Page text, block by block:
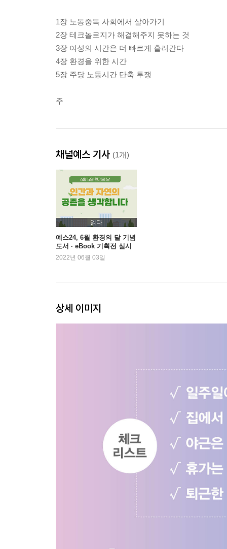
1장 노동중독 사회에서 살아가기
2장 테크놀로지가 해결해주지 못하는 것
3장 여성의 시간은 더 빠르게 흘러간다
4장 환경을 위한 시간
5장 주당 노동시간 단축 투쟁
주
채널예스 기사 (1개)
읽다
예스24, 6월 환경의 달 기념
도서 · eBook 기획전 실시
2022년 06월 03일
상세 이미지